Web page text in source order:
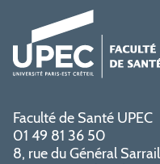
Faculté de Santé UPEC
01 49 81 36 50
8, rue du Général Sarrail